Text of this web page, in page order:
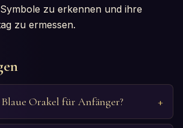
zu erkennen und ihre
zu ermessen.
Orakel für Anfänger?